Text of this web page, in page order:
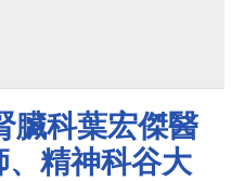
臟科葉宏傑醫
、精神科谷大